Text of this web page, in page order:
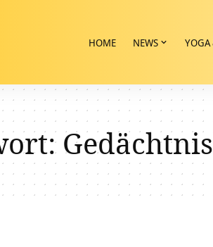
HOME NEWS YOGA